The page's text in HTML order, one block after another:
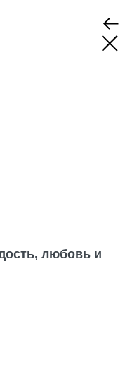
любовь и